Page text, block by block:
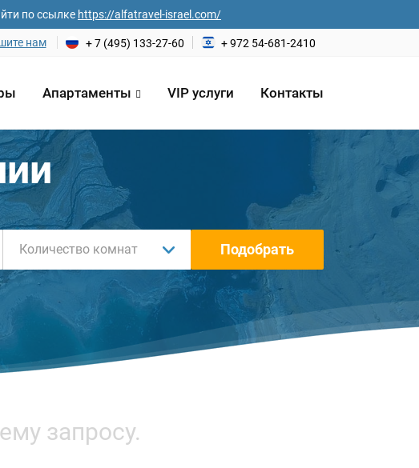
по ссылке https://alfatravel-israel.com/
нам + 7 (495) 133-27-60 + 972 54-681-2410
Апартаменты VIP услуги Контакты
Количество комнат Подобрать
запросу.